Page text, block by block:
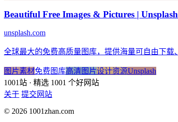
Beautiful Free Images & Pictures | Unsplash
unsplash.com
全球最大的免费高质量图库，提供海量可自由下载
图片素材免费图库高清图片设计资源Unsplash
1001站 · 精选 1001 个好网站
关于 提交网站
© 2026 1001zhan.com